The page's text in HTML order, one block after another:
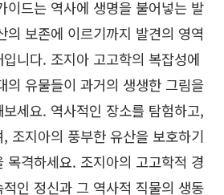
이드는 역사에 생명을 불어넣는 발
의 보존에 이르기까지 발견의 영역
니다. 조지아 고고학의 복잡성에
의 유물들이 과거의 생생한 그림을
세요. 역사적인 장소를 탐험하고,
조지아의 풍부한 유산을 보호하기
목격하세요. 조지아의 고고학적 경
인 정신과 그 역사적 직물의 생동